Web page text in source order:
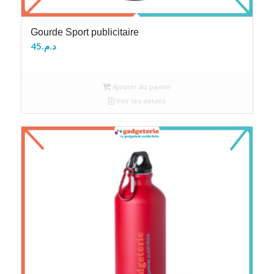
Gourde Sport publicitaire
د.م.45
Ajouter au panier
Voir les détails